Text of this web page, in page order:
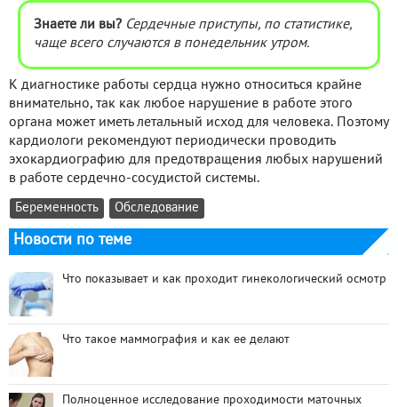
Знаете ли вы? Сердечные приступы, по статистике,
чаще всего случаются в понедельник утром.
К диагностике работы сердца нужно относиться крайне
внимательно, так как любое нарушение в работе этого
органа может иметь летальный исход для человека. Поэтому
кардиологи рекомендуют периодически проводить
эхокардиографию для предотвращения любых нарушений
в работе сердечно-сосудистой системы.
Беременность Обследование
Новости по теме
Что показывает и как проходит гинекологический осмотр
Что такое маммография и как ее делают
Полноценное исследование проходимости маточных